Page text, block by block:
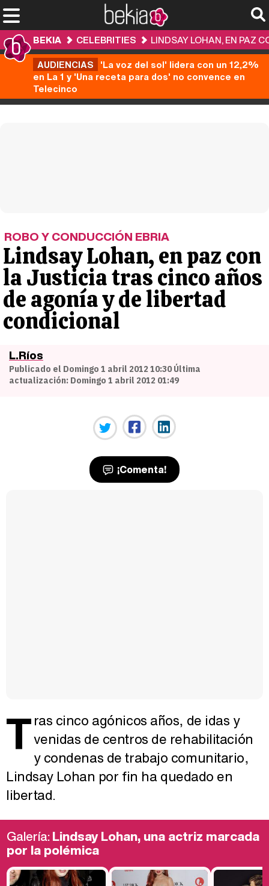
BEKIA CELEBRITIES
LINDSAY LOHAN, EN PAZ
AUDIENCIAS 'La voz del sol' lidera con un 12,2%
en La 1 y 'Una receta para dos' no convence en
Telecinco
ROBO Y CONDUCCIÓN EBRIA
Lindsay Lohan, en paz con
la Justicia tras cinco años
de agonía y de libertad
condicional
L.Ríos
Publicado el Domingo 1 abril 2012 10:30 Última
actualización: Domingo 1 abril 2012 01:49
¡Comenta!
Tras cinco agónicos años, de idas y
venidas de centros de rehabilitación
y condenas de trabajo comunitario,
Lindsay Lohan por fin ha quedado en
libertad.
Galería:Lindsay Lohan, una actriz marcada
por la polémica